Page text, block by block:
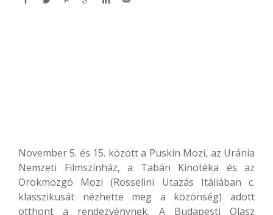
November 5. és 15. között a Puskin Mozi, az Uránia
Nemzeti Filmszínház, a Tabán Kinotéka és az
Örökmozgó Mozi (Rosselini Utazás Itáliában c.
klasszikusát nézhette meg a közönség) adott
otthont a rendezvénynek. A Budapesti Olasz